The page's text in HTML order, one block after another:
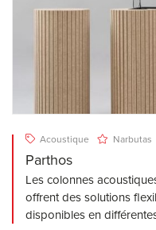
Acoustique Narbutas
Parthos
Les colonnes
offrent des solutions
disponibles en